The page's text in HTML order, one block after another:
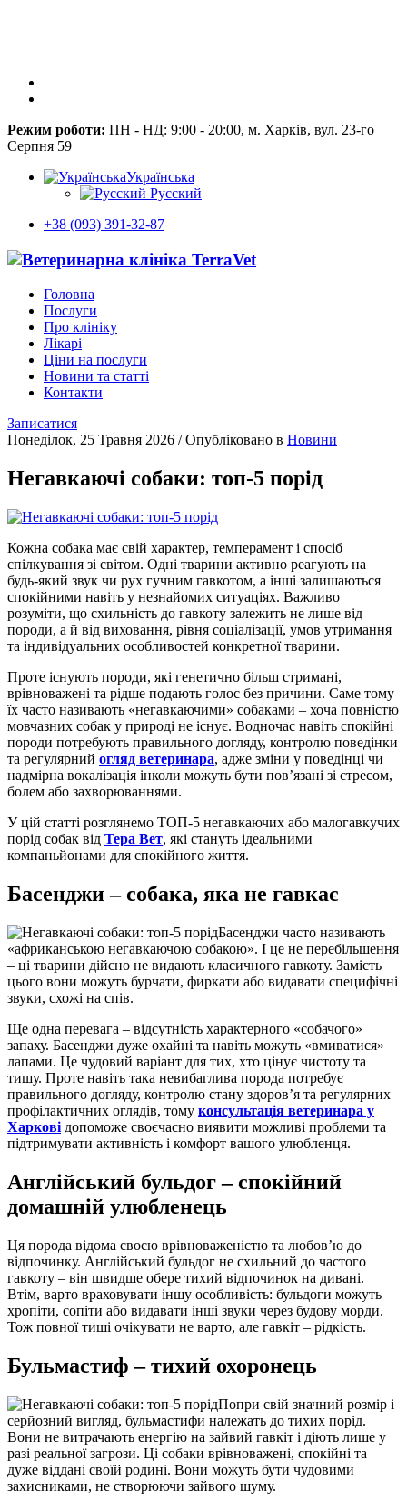
Режим роботи: ПН - НД: 9:00 - 20:00, м. Харків, вул. 23-го
Серпня 59
Українська
Русский
+38 (093) 391-32-87
Головна
Послуги
Про клініку
Лікарі
Ціни на послуги
Новини та статті
Контакти
Записатися
Понеділок, 25 Травня 2026 /Опубліковано в Новини
Негавкаючі собаки: топ-5 порід
Кожна собака має свій характер, темперамент і спосіб
спілкування зі світом. Одні тварини активно реагують на
будь-який звук чи рух гучним гавкотом, а інші залишаються
спокійними навіть у незнайомих ситуаціях. Важливо
розуміти, що схильність до гавкоту залежить не лише від
породи, а й від виховання, рівня соціалізації, умов утримання
та індивідуальних особливостей конкретної тварини.
Проте існують породи, які генетично більш стримані,
врівноважені та рідше подають голос без причини. Саме тому
їх часто називають «негавкаючими» собаками – хоча повністю
мовчазних собак у природі не існує. Водночас навіть спокійні
породи потребують правильного догляду, контролю поведінки
та регулярний огляд ветеринара, адже зміни у поведінці чи
надмірна вокалізація інколи можуть бути пов’язані зі стресом,
болем або захворюваннями.
У цій статті розглянемо ТОП-5 негавкаючих або малогавкучих
порід собак від Тера Вет, які стануть ідеальними
компаньйонами для спокійного життя.
Басенджи – собака, яка не гавкає
Басенджи часто називають
«африканською негавкаючою собакою». І це не перебільшення
– ці тварини дійсно не видають класичного гавкоту. Замість
цього вони можуть бурчати, фиркати або видавати специфічні
звуки, схожі на спів.
Ще одна перевага – відсутність характерного «собачого»
запаху. Басенджи дуже охайні та навіть можуть «вмиватися»
лапами. Це чудовий варіант для тих, хто цінує чистоту та
тишу. Проте навіть така невибаглива порода потребує
правильного догляду, контролю стану здоров’я та регулярних
профілактичних оглядів, тому консультація ветеринара у
Харкові допоможе своєчасно виявити можливі проблеми та
підтримувати активність і комфорт вашого улюбленця.
Англійський бульдог – спокійний
домашній улюбленець
Ця порода відома своєю врівноваженістю та любов’ю до
відпочинку. Англійський бульдог не схильний до частого
гавкоту – він швидше обере тихий відпочинок на дивані.
Втім, варто враховувати іншу особливість: бульдоги можуть
хропіти, сопіти або видавати інші звуки через будову морди.
Тож повної тиші очікувати не варто, але гавкіт – рідкість.
Бульмастиф – тихий охоронець
Попри свій значний розмір і
серйозний вигляд, бульмастифи належать до тихих порід.
Вони не витрачають енергію на зайвий гавкіт і діють лише у
разі реальної загрози. Ці собаки врівноважені, спокійні та
дуже віддані своїй родині. Вони можуть бути чудовими
захисниками, не створюючи зайвого шуму.